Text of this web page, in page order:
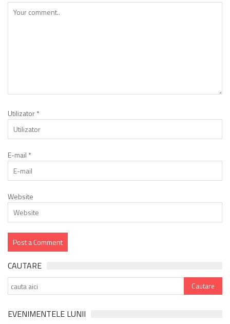
Utilizator*
E-mail *
Website
CAUTARE
EVENIMENTELE LUNII